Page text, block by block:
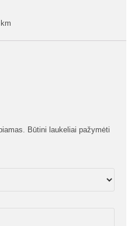
Būtini laukeliai pažymėti